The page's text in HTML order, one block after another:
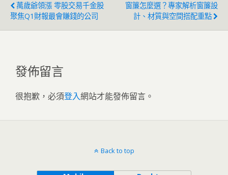
萬歲爺領漲 零股交易千金股
聚焦Q1財報最會賺錢的公司
窗簾怎麼選？專家解析窗簾設
計、材質與空間搭配重點
發佈留言
很抱歉，必須登入網站才能發佈留言。
Back to top